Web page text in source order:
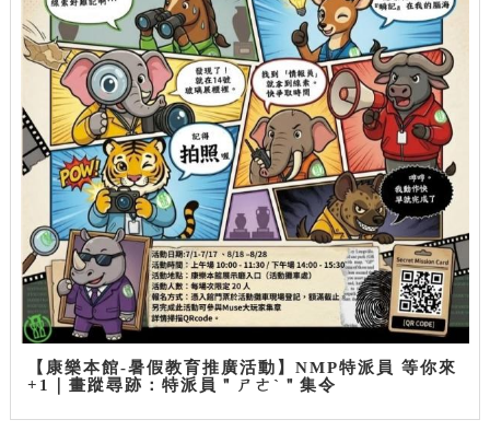
【康樂本館-暑假教育推廣活動】NMP特派員 等你來
+1｜畫蹤尋跡：特派員＂ㄕㄜˋ＂集令